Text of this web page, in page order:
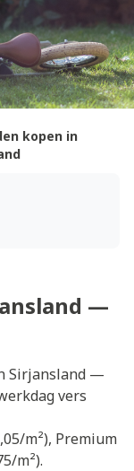
kopen in
—
Sirjansland —
vers
m²), Premium
m²).